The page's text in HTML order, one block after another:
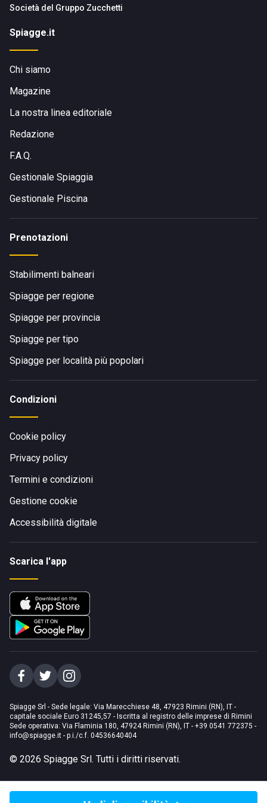
Società del Gruppo Zucchetti
Spiagge.it
Chi siamo
Magazine
La nostra linea editoriale
Redazione
F.A.Q.
Gestionale Spiaggia
Gestionale Piscina
Prenotazioni
Stabilimenti balneari
Spiagge per regione
Spiagge per provincia
Spiagge per tipo
Spiagge per località più popolari
Condizioni
Cookie policy
Privacy policy
Termini e condizioni
Gestione cookie
Accessibilità digitale
Scarica l'app
Spiagge Srl - Sede legale: Via Marecchiese 48, 47923 Rimini (RN), IT -
capitale sociale Euro 31245,57 - Iscritta al registro delle imprese di Rimini
Sede operativa: Via Flaminia 180, 47924 Rimini (RN), IT - +39 0541 772375 -
info@spiagge.it - p.i./c.f. 04536640404
© 2026 Spiagge Srl. Tutti i diritti riservati.